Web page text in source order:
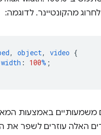
מהקונטיינר. לדוגמה:
embed, object, video
width: 100
באמצעות
עוזרים לשפר את